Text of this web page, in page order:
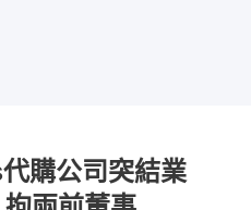
購公司突結業